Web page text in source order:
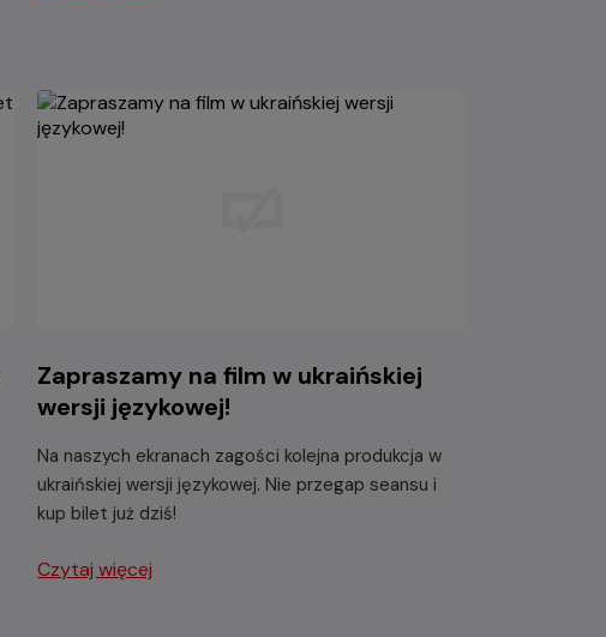
Zapraszamy na film w ukraińskiej
wersji językowej!
Na naszych ekranach zagości kolejna produkcja w
ukraińskiej wersji językowej. Nie przegap seansu i
kup bilet już dziś!
Czytaj więcej